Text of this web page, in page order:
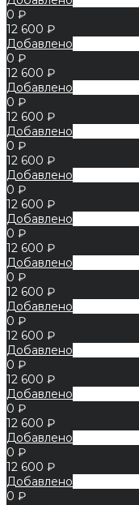
0 ₽
12 600 ₽
Добавлено
0 ₽
12 600 ₽
Добавлено
0 ₽
12 600 ₽
Добавлено
0 ₽
12 600 ₽
Добавлено
0 ₽
12 600 ₽
Добавлено
0 ₽
12 600 ₽
Добавлено
0 ₽
12 600 ₽
Добавлено
0 ₽
12 600 ₽
Добавлено
0 ₽
12 600 ₽
Добавлено
0 ₽
12 600 ₽
Добавлено
0 ₽
12 600 ₽
Добавлено
0 ₽